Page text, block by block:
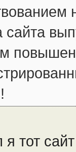
сайта
я тот